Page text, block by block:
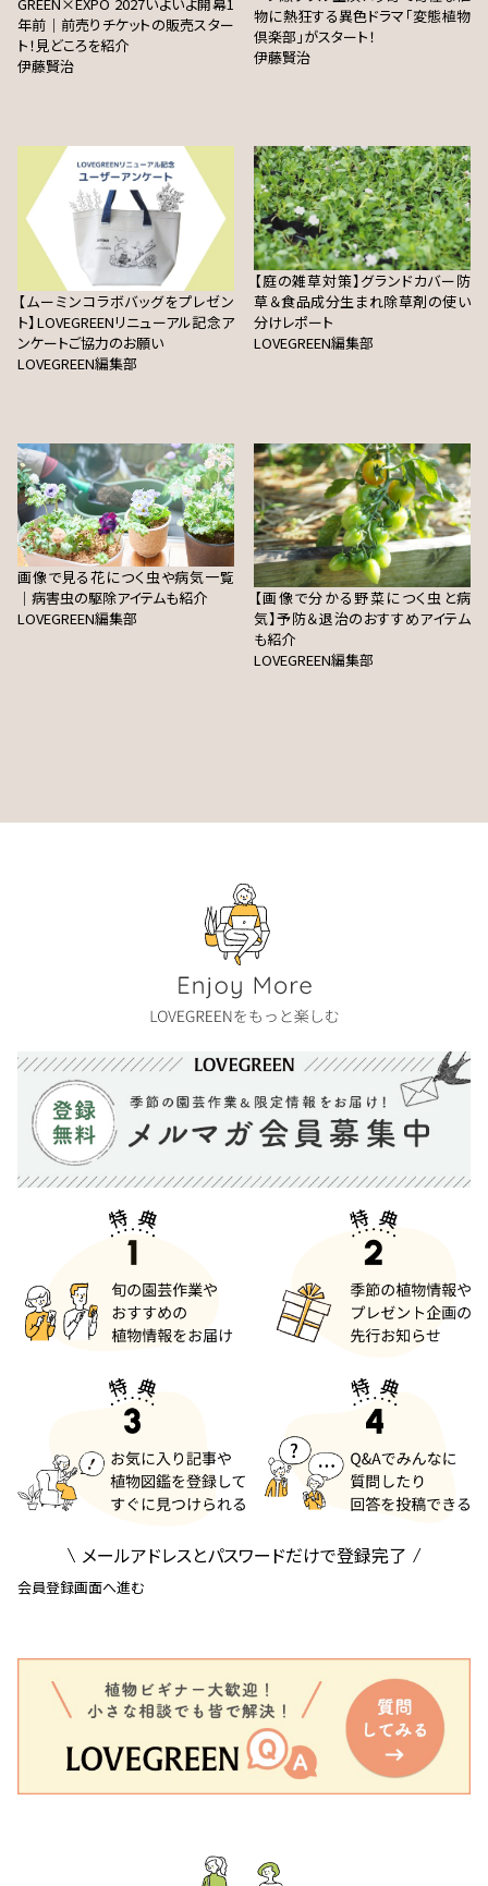
年前｜前売りチケットの販売スター
ト！見どころを紹介
伊藤賢治
物に熱狂する異色ドラマ「変態植物
倶楽部」がスタート！
伊藤賢治
【ムーミンコラボバッグをプレゼン
ト】LOVEGREENリニューアル記念ア
ンケートご協力のお願い
LOVEGREEN編集部
【庭の雑草対策】グランドカバー防
草＆食品成分生まれ除草剤の使い
分けレポート
LOVEGREEN編集部
画像で見る花につく虫や病気一覧
｜病害虫の駆除アイテムも紹介
LOVEGREEN編集部
【画像で分かる野菜につく虫と病
気】予防＆退治のおすすめアイテム
も紹介
LOVEGREEN編集部
メールアドレスとパスワードだけで登録完了
会員登録画面へ進む